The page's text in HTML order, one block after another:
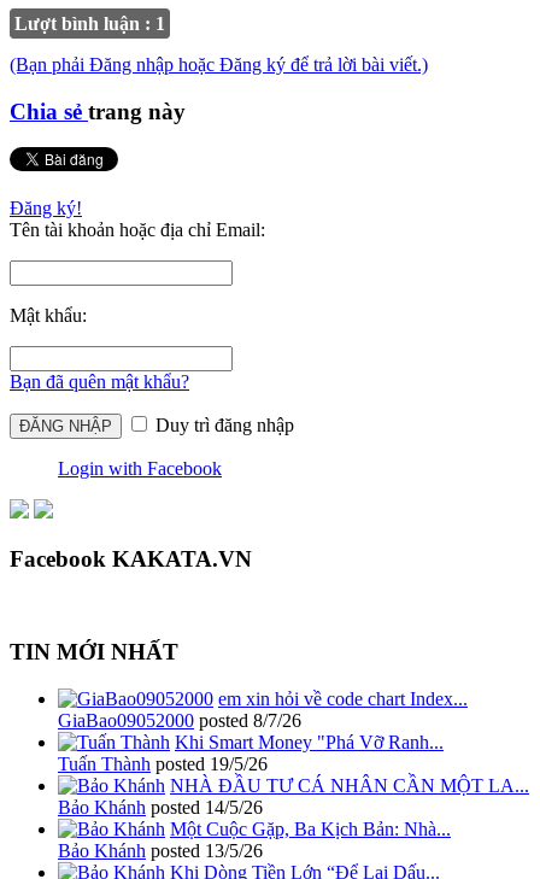
Lượt bình luận : 1
(Bạn phải Đăng nhập hoặc Đăng ký để trả lời bài viết.)
Chia sẻ trang này
Đăng ký!
Tên tài khoản hoặc địa chỉ Email:
Mật khẩu:
Bạn đã quên mật khẩu?
Duy trì đăng nhập
Login with Facebook
Facebook KAKATA.VN
TIN MỚI NHẤT
em xin hỏi về code chart Index...
GiaBao09052000 posted 8/7/26
Khi Smart Money "Phá Vỡ Ranh...
Tuấn Thành posted 19/5/26
NHÀ ĐẦU TƯ CÁ NHÂN CẦN MỘT LA...
Bảo Khánh posted 14/5/26
Một Cuộc Gặp, Ba Kịch Bản: Nhà...
Bảo Khánh posted 13/5/26
Khi Dòng Tiền Lớn “Để Lại Dấu...